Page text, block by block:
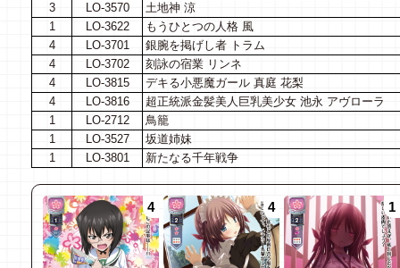
3
LO-3570
土地神 涼
1
LO-3622
もうひとつの人格 風
4
LO-3701
銀腕を掲げし者 トラム
4
LO-3702
刻詠の宿業 リンネ
4
LO-3815
デキる小悪魔ガール 真庭 花梨
4
LO-3816
超正統派金髪美人巨乳美少女 池永 アヴローラ
1
LO-2712
鳥籠
1
LO-3527
坂道姉妹
1
LO-3801 新たなる千年戦争
4 4 1